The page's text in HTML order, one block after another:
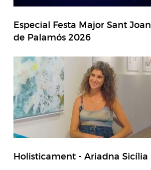
Especial Festa Major Sant Joan
de Palamós 2026
Holisticament - Ariadna Sicília